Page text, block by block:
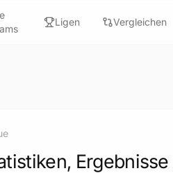
Ligen Vergleichen